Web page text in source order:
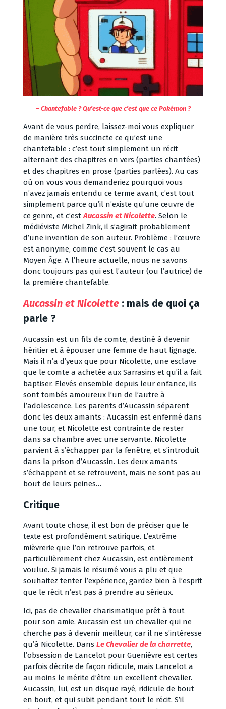
– Chantefable ? Qu’est-ce que c’est que ce Pokémon ?
Avant de vous perdre, laissez-moi vous expliquer
de manière très succincte ce qu’est une
chantefable : c’est tout simplement un récit
alternant des chapitres en vers (parties chantées)
et des chapitres en prose (parties parlées). Au cas
où on vous vous demanderiez pourquoi vous
n’avez jamais entendu ce terme avant, c’est tout
simplement parce qu’il n’existe qu’une œuvre de
ce genre, et c’estAucassin et Nicolette. Selon le
médiéviste Michel Zink, il s’agirait probablement
d’une invention de son auteur. Problème : l’œuvre
est anonyme, comme c’est souvent le cas au
Moyen Âge. A l’heure actuelle, nous ne savons
donc toujours pas qui est l’auteur (ou l’autrice) de
la première chantefable.
Aucassin et Nicolette : mais de quoi ça
parle ?
Aucassin est un fils de comte, destiné à devenir
héritier et à épouser une femme de haut lignage.
Mais il n’a d’yeux que pour Nicolette, une esclave
que le comte a achetée aux Sarrasins et qu’il a fait
baptiser. Elevés ensemble depuis leur enfance, ils
sont tombés amoureux l’un de l’autre à
l’adolescence. Les parents d’Aucassin séparent
donc les deux amants : Aucassin est enfermé dans
une tour, et Nicolette est contrainte de rester
dans sa chambre avec une servante. Nicolette
parvient à s’échapper par la fenêtre, et s’introduit
dans la prison d’Aucassin. Les deux amants
s’échappent et se retrouvent, mais ne sont pas au
bout de leurs peines…
Critique
Avant toute chose, il est bon de préciser que le
texte est profondément satirique. L’extrême
mièvrerie que l’on retrouve parfois, et
particulièrement chez Aucassin, est entièrement
voulue. Si jamais le résumé vous a plu et que
souhaitez tenter l’expérience, gardez bien à l’esprit
que le récit n’est pas à prendre au sérieux.
Ici, pas de chevalier charismatique prêt à tout
pour son amie. Aucassin est un chevalier qui ne
cherche pas à devenir meilleur, car il ne s’intéresse
qu’à Nicolette. Dans Le Chevalier de la charrette,
l’obsession de Lancelot pour Guenièvre est certes
parfois décrite de façon ridicule, mais Lancelot a
au moins le mérite d’être un excellent chevalier.
Aucassin, lui, est un disque rayé, ridicule de bout
en bout, et qui subit pendant tout le récit. S’il